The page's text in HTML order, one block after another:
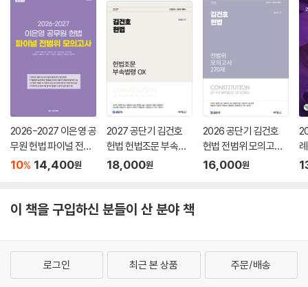
2026-2027 이은영 공
무원 헌법 파이널 전범
위 모의고사
10% 14,400원
2027 공단기 김건호
헌법 헌법조문 부속법
령 OX
18,000원
2026 공단기 김건호
헌법 전범위 모의고사
270제
16,000원
이 책을 구입하신 분들이 산 분야 책
로그인 최근 본 상품 주문/배송